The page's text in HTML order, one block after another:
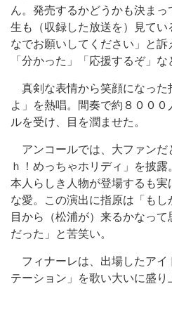
ん。発売するかどうかも決ま
生も（収録した放送を）見て
なでお願いしてください」と
「分かった」「応援するぞ」な
真剣な表情から笑顔になった
よ」を熱唱。間奏で約８００
ルを受け、目を潤ませた。
アンコールでは、大ファンだ
ｈ！めっちゃホリディ」を披
本人らしき人物が登場するも実
な愛。この演出に指原は「も
目から（松浦が）来るかなっ
だった」と苦笑い。
フィナーレは、出場したアイ
テーション」を歌い大いに盛り